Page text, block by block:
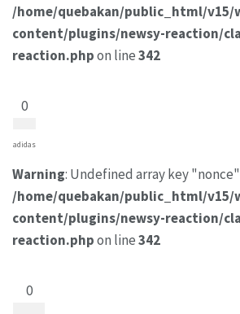
/home/quebakan/public_html/v15/
content/plugins/newsy-reaction/
reaction.phpon line342
0
adidas
Warning: Undefined array key
/home/quebakan/public_html/v15/
content/plugins/newsy-reaction/
reaction.phpon line342
0